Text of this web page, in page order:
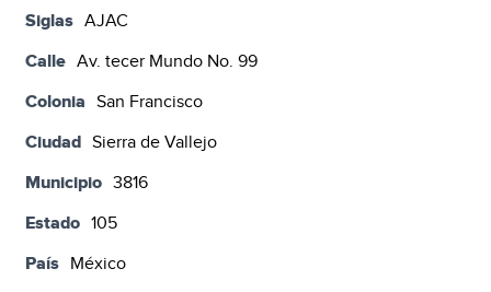
Siglas AJAC
Calle Av. tecer Mundo No. 99
Colonia San Francisco
Ciudad Sierra de Vallejo
Municipio 3816
Estado 105
País México